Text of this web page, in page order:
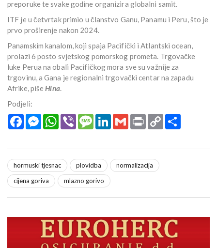
preporuke te svake godine organizira globalni samit.
ITF je u četvrtak primio u članstvo Ganu, Panamu i Peru, što je
prvo proširenje nakon 2024.
Panamskim kanalom, koji spaja Pacifički i Atlantski ocean,
prolazi 6 posto svjetskog pomorskog prometa. Trgovačke
luke Perua na obali Pacifičkog mora sve su važnije za
trgovinu, a Gana je regionalni trgovački centar na zapadu
Afrike, pišeHina.
Podjeli:
FacebookMessengerWhatsApp
Viber MessageLinkedInGmail Print Copy
Link
hormuski tjesnac plovidba
normalizacija
cijena goriva
mlazno gorivo